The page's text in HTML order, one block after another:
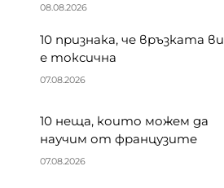
08.08.2026
10 признака, че връзката ви
е токсична
07.08.2026
10 неща, които можем да
научим от французите
07.08.2026